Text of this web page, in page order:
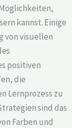
kannst. Einige
von visuellen
positiven
die
Lernprozess zu
sind das
Farben und